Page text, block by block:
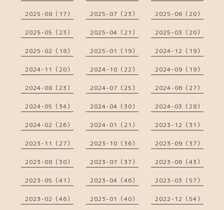
2025-08（17） 2025-07（23） 2025-06（20）
2025-05（23） 2025-04（21） 2025-03（20）
2025-02（18） 2025-01（19） 2024-12（19）
2024-11（20） 2024-10（22） 2024-09（19）
2024-08（23） 2024-07（25） 2024-06（27）
2024-05（34） 2024-04（30） 2024-03（28）
2024-02（26） 2024-01（21） 2023-12（31）
2023-11（27） 2023-10（36） 2023-09（37）
2023-08（30） 2023-07（37） 2023-06（43）
2023-05（41） 2023-04（46） 2023-03（57）
2023-02（46） 2023-01（40） 2022-12（54）